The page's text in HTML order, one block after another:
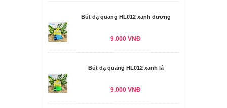
Bút dạ quang HL012 xanh dương
9.000 VNĐ
Bút dạ quang HL012 xanh lá
9.000 VNĐ